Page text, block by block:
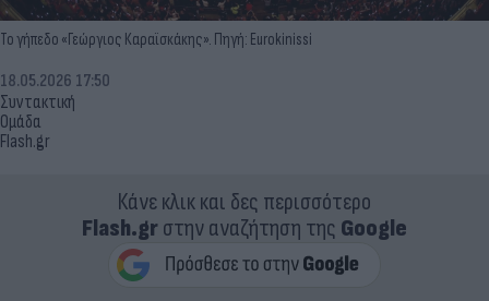
Το γήπεδο «Γεώργιος Καραϊσκάκης». Πηγή: Eurokinissi
Συντακτική
Ομάδα
Flash.gr
18.05.2026 17:50
Κάνε κλικ και δες περισσότερο
Flash.grστην αναζήτηση της Google